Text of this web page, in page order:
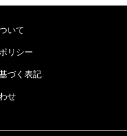
いて
リシー
づく表記
せ